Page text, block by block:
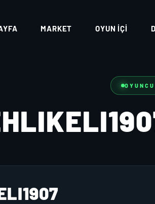
MARKET OYUN İÇI